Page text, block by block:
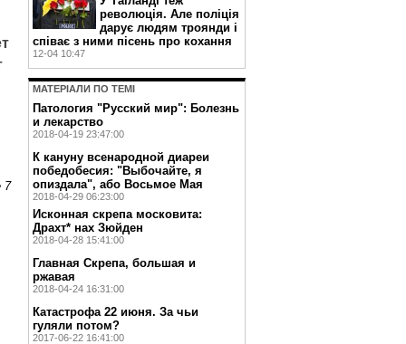
7
революція. Але поліція
дарує людям троянди і
співає з ними пісень про кохання
12-04 10:47
МАТЕРIАЛИ ПО ТЕМI
Патология "Русский мир": Болезнь
и лекарство
2018-04-19 23:47:00
К кануну всенародной диареи
победобесия: "Выбочайте, я
опиздала", або Восьмое Мая
2018-04-29 06:23:00
Исконная скрепа московита:
Драхт* нах Зюйден
2018-04-28 15:41:00
Главная Скрепа, большая и
ржавая
2018-04-24 16:31:00
Катастрофа 22 июня. За чьи
гуляли потом?
2017-06-22 16:41:00